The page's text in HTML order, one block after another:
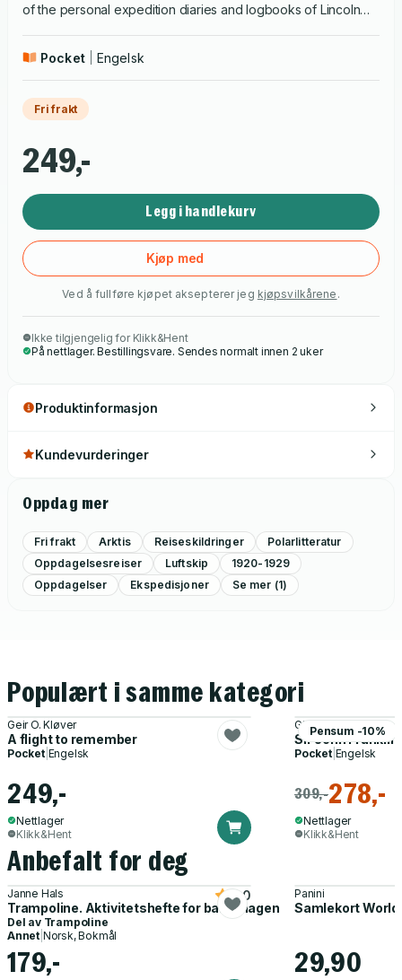
of the personal expedition diaries and logbooks of Lincoln
of newspaper articles following the expedition day to day,
Italy.
Pocket Engelsk
Fri frakt
249,-
Legg i handlekurv
Kjøp med
Ved å fullføre kjøpet aksepterer jeg kjøpsvilkårene .
Ikke tilgjengelig for Klikk&Hent
På nettlager. Bestillingsvare. Sendes normalt innen 2 uker
Produktinformasjon
Kundevurderinger
Oppdag mer
Fri frakt Arktis Reiseskildringer
Polarlitteratur
Oppdagelsesreiser
Luftskip
1920-1929
Oppdagelser
Ekspedisjoner Se mer (1)
Populært i samme kategori
Geir O. Kløver
A flight to remember
Pocket| Engelsk
249,-
Nettlager
Klikk&Hent
Pensum -10%
Gillian Hutchinson
Sir John
Pocket| Engelsk
309,-278,-
Nettlager
Klikk&Hent
Anbefalt for deg
Janne Hals
Trampoline. Aktivitetshefte for barnehagen
5.0
Del av Trampoline
Annet Norsk, Bokmål
179,-
Panini
Samlekort
29,90